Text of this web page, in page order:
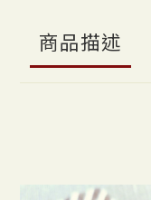
商品描述